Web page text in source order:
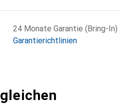
24 Monate Garantie (Bring-In)
Garantierichtlinien